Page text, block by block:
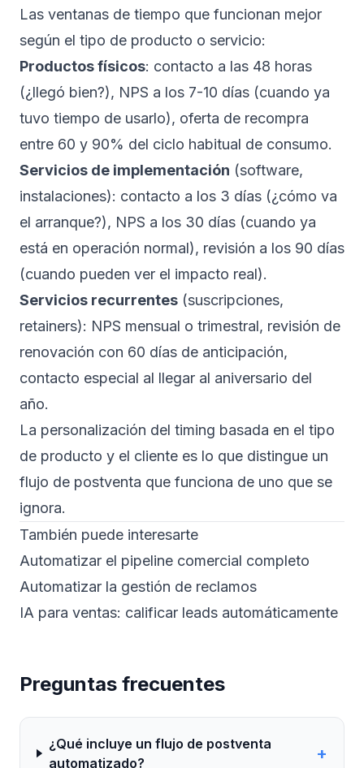
Las ventanas de tiempo que funcionan mejor
según el tipo de producto o servicio:
Productos físicos: contacto a las 48 horas
(¿llegó bien?), NPS a los 7-10 días (cuando ya
tuvo tiempo de usarlo), oferta de recompra
entre 60 y 90% del ciclo habitual de consumo.
Servicios de implementación (software,
instalaciones): contacto a los 3 días (¿cómo va
el arranque?), NPS a los 30 días (cuando ya
está en operación normal), revisión a los 90 días
(cuando pueden ver el impacto real).
Servicios recurrentes (suscripciones,
retainers): NPS mensual o trimestral, revisión de
renovación con 60 días de anticipación,
contacto especial al llegar al aniversario del
año.
La personalización del timing basada en el tipo
de producto y el cliente es lo que distingue un
flujo de postventa que funciona de uno que se
ignora.
También puede interesarte
Automatizar el pipeline comercial completo
Automatizar la gestión de reclamos
IA para ventas: calificar leads automáticamente
Preguntas frecuentes
¿Qué incluye un flujo de postventa
automatizado?
+